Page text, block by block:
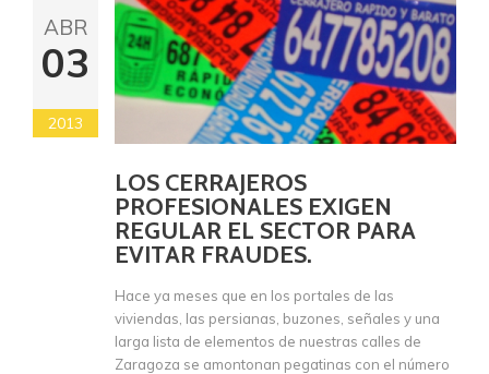
ABR
03
2013
LOS CERRAJEROS
PROFESIONALES EXIGEN
REGULAR EL SECTOR PARA
EVITAR FRAUDES.
Hace ya meses que en los portales de las
viviendas, las persianas, buzones, señales y una
larga lista de elementos de nuestras calles de
Zaragoza se amontonan pegatinas con el número